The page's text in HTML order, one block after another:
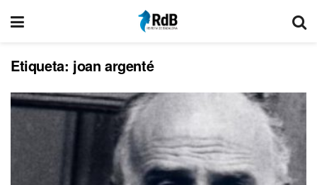
Etiqueta: joan argenté